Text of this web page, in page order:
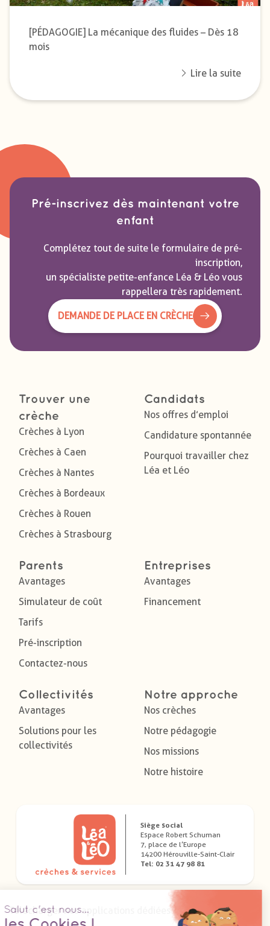
[PÉDAGOGIE] La mécanique des fluides – Dès 18
mois
Lire la suite
Pré-inscrivez dès maintenant votre
enfant
Complétez tout de suite le formulaire de pré-
inscription,
un spécialiste petite-enfance Léa & Léo vous
rappellera très rapidement.
DEMANDE DE PLACE EN CRÈCHE
Trouver une
crèche
Crèches à Lyon
Crèches à Caen
Crèches à Nantes
Crèches à Bordeaux
Crèches à Rouen
Crèches à Strasbourg
Candidats
Nos offres d’emploi
Candidature spontannée
Pourquoi travailler chez
Léa et Léo
Parents
Avantages
Simulateur de coût
Tarifs
Pré-inscription
Contactez-nous
Entreprises
Avantages
Financement
Collectivités
Avantages
Solutions pour les
collectivités
Notre approche
Nos crèches
Notre pédagogie
Nos missions
Notre histoire
Siège social
Espace Robert Schuman
7, place de l’Europe
14200 Hérouville-Saint-Clair
Tel: 02 31 47 98 81
Télécharger nos applications dédiées